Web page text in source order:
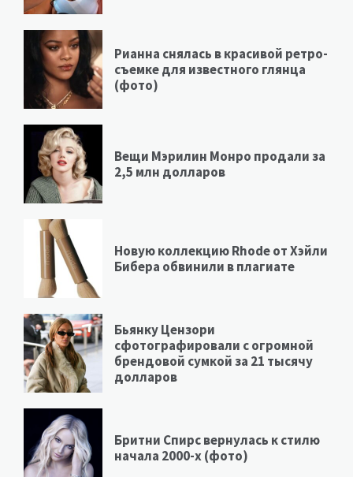
Рианна снялась в красивой ретро-
съемке для известного глянца
(фото)
Вещи Мэрилин Монро продали за
2,5 млн долларов
Новую коллекцию Rhode от Хэйли
Бибера обвинили в плагиате
Бьянку Цензори
сфотографировали с огромной
брендовой сумкой за 21 тысячу
долларов
Бритни Спирс вернулась к стилю
начала 2000-х (фото)